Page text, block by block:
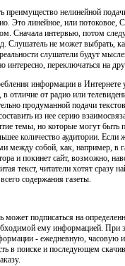
преимущество нелинейной
Это линейное, или
Сначала интервью, потом
Слушатель не может выбрать,
слушатели будут
интересно, переключаться на
информации в Интернете
отличие от радио или
продуманной подачи
из нее серию
темы, но которые могут быть
количество аудитории.
между собой, как, например, в
и покинет сайт, возможно,
текст, читатели хотят
содержания газеты.
может подписаться на
ему информацией. При
- ежедневную, часовую
в поиске и последующем